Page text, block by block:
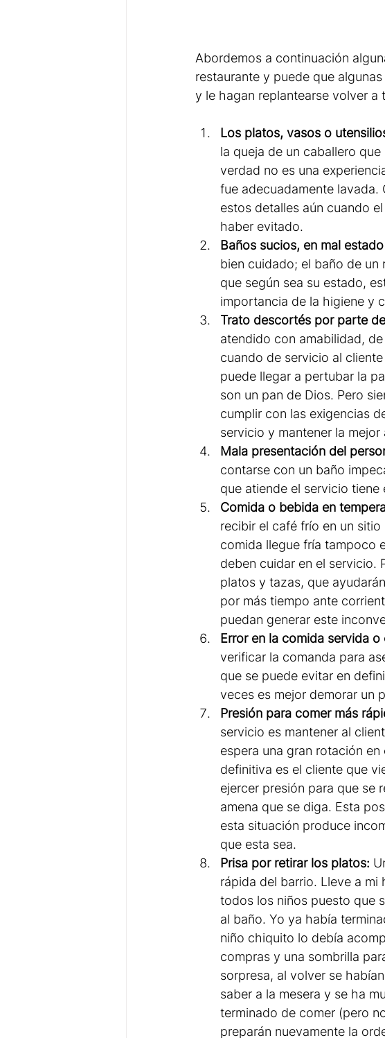
Abordemos a continuación
restaurante y puede que
y le hagan replantearse volver a
Los platos, vasos o
la queja de un caballero
verdad no es una
fue adecuadamente lavada.
estos detalles aún cuando
haber evitado.
Baños sucios, en mal
bien cuidado; el baño de un
que según sea su estado,
importancia de la higiene y
Trato descortés por parte
atendido con amabilidad,
cuando de servicio al
puede llegar a pertubar la
son un pan de Dios. Pero
cumplir con las exigencias
servicio y mantener la
Mala presentación del
contarse con un baño
que atiende el servicio tiene
Comida o bebida en
recibir el café frío en un
comida llegue fría tampoco
deben cuidar en el servicio.
platos y tazas, que
por más tiempo ante
puedan generar este
Error en la comida servida o
verificar la comanda para
que se puede evitar en
veces es mejor demorar un
Presión para comer más
servicio es mantener al
espera una gran rotación
definitiva es el cliente que
ejercer presión para que se
amena que se diga. Esta
esta situación produce
que esta sea.
Prisa por retirar los platos:
rápida del barrio. Lleve a
todos los niños puesto que
al baño. Yo ya había
niño chiquito lo debía
compras y una sombrilla
sorpresa, al volver se
saber a la mesera y se ha
terminado de comer (pero
preparán nuevamente la